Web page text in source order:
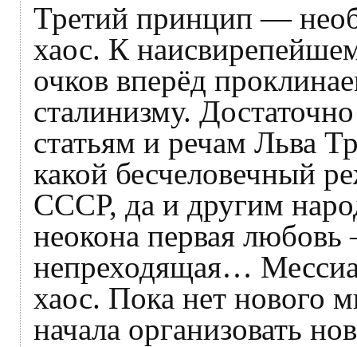
Третий принцип —
хаос. К
очков вперёд
сталинизму.
статьям и речам Льва
какой бесчеловечный
СССР, да и другим
неокона первая любовь
непреходящая…
хаос. Пока нет нового
начала организовать